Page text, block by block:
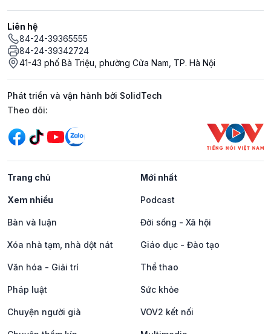
Liên hệ
84-24-39365555
84-24-39342724
41-43 phố Bà Triệu, phường Cửa Nam, TP. Hà Nội
Phát triển và vận hành bởi SolidTech
Mạng xã hội
Theo dõi:
Trang chủ Mới nhất
Xem nhiều Podcast
Bàn và luận Đời sống - Xã hội
Xóa nhà tạm, nhà dột nát Giáo dục - Đào tạo
Văn hóa - Giải trí Thể thao
Pháp luật Sức khỏe
Chuyện người già VOV2 kết nối